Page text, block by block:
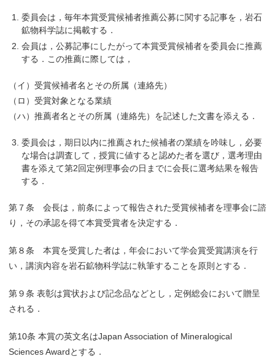
委員会は，毎年本賞受賞候補者推薦公募に関する記事を，岩石
鉱物科学誌に掲載する．
会員は，公募記事にしたがって本賞受賞候補者を委員会に推薦
する．この推薦に際しては，
（イ）受賞候補者名とその所属（連絡先）
（ロ）受賞対象となる業績
（ハ）推薦者名とその所属（連絡先）を記述した文書を添える．
委員会は，期日以内に推薦された候補者の業績を吟味し，必要
な場合は調査して，授賞に値すると認めた者を選び，選考理由
書を添えて第2回定例理事会の日までに会長に選考結果を報告
する．
第７条 会長は，前条によって報告された受賞候補者を理事会に諮
り，その承認を得て本賞受賞者を決定する．
第８条 本賞を受賞した者は，年会において学会賞受賞講演を行
い，講演内容を岩石鉱物科学誌に執筆することを原則とする．
第９条 表彰は賞状および記念品などとし，定例総会において贈呈
される．
第10条 本賞の英文名はJapan Association of Mineralogical
Sciences Awardとする．